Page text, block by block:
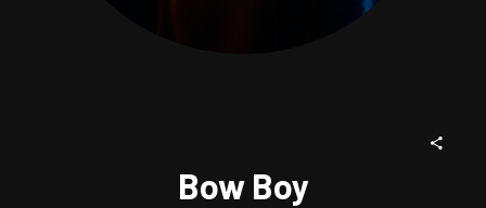
Bow Boy